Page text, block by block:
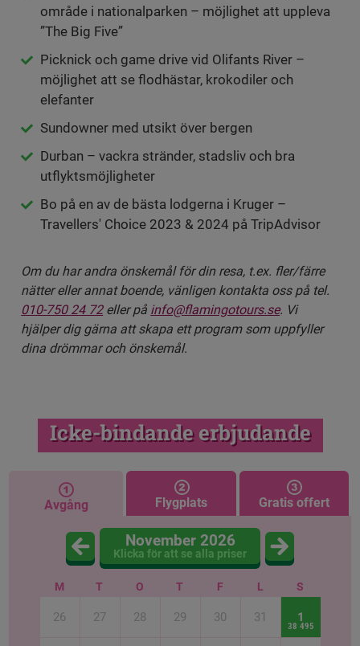
område i nationalparken – möjlighet att uppleva
”The Big Five”
Picknick och game drive vid Olifants River –
möjlighet att se flodhästar, krokodiler och
elefanter
Sundowner med utsikt över bergen
Durban – vackra stränder, stadsliv och bra
utflyktsmöjligheter
Bo på en av de bästa lodgerna i Kruger –
Travellers' Choice 2023 & 2024 på TripAdvisor
Om du har andra önskemål för din resa, t.ex. fler/färre
nätter eller annat boende, vänligen kontakta oss på tel.
010-750 24 72eller på info@flamingotours.se. Vi
hjälper dig gärna att skapa ett program som uppfyller
dina drömmar och önskemål.
Icke-bindande erbjudande
Avgång Flygplats Gratis offert
November 2026
Klicka för att se alla priser
M T O T F L S
26 27 28 29 30 31 1
38 495